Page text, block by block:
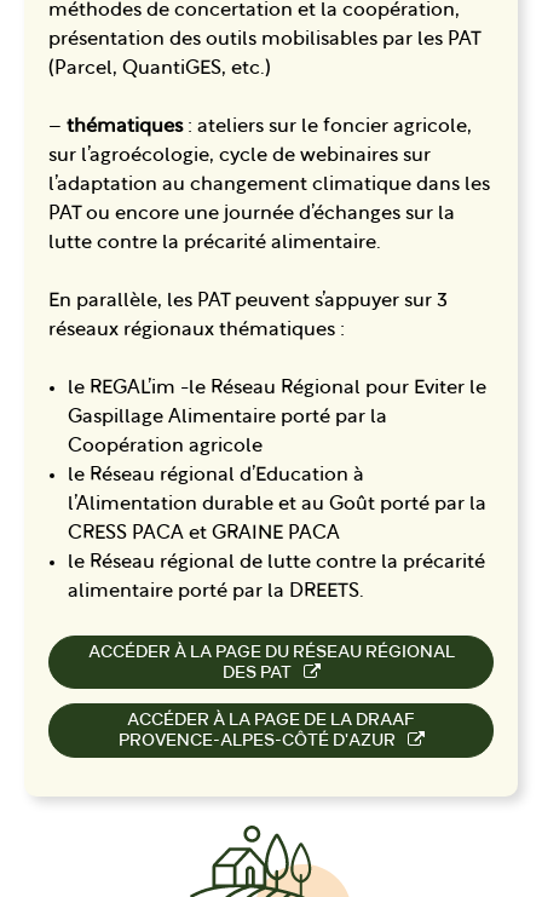
méthodes de concertation et la coopération,
présentation des outils mobilisables par les PAT
(Parcel, QuantiGES, etc.)
– thématiques: ateliers sur le foncier agricole,
sur l’agroécologie, cycle de webinaires sur
l’adaptation au changement climatique dans les
PAT ou encore une journée d’échanges sur la
lutte contre la précarité alimentaire.
En parallèle, les PAT peuvent s’appuyer sur 3
réseaux régionaux thématiques :
le REGAL’im -le Réseau Régional pour Eviter le
Gaspillage Alimentaire porté par la
Coopération agricole
le Réseau régional d’Education à
l’Alimentation durable et au Goût porté par la
CRESS PACA et GRAINE PACA
le Réseau régional de lutte contre la précarité
alimentaire porté par la DREETS.
ACCÉDER À LA PAGE DU RÉSEAU RÉGIONAL
DES PAT
ACCÉDER À LA PAGE DE LA DRAAF
PROVENCE-ALPES-CÔTÉ D'AZUR